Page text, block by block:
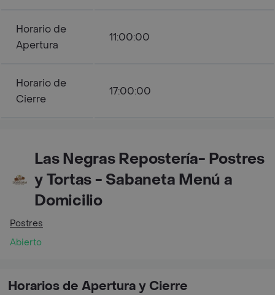
Horario de
Apertura
11:00:00
Horario de
Cierre
17:00:00
Las Negras Repostería- Postres
y Tortas - Sabaneta Menú a
Domicilio
Postres
Abierto
Horarios de Apertura y Cierre